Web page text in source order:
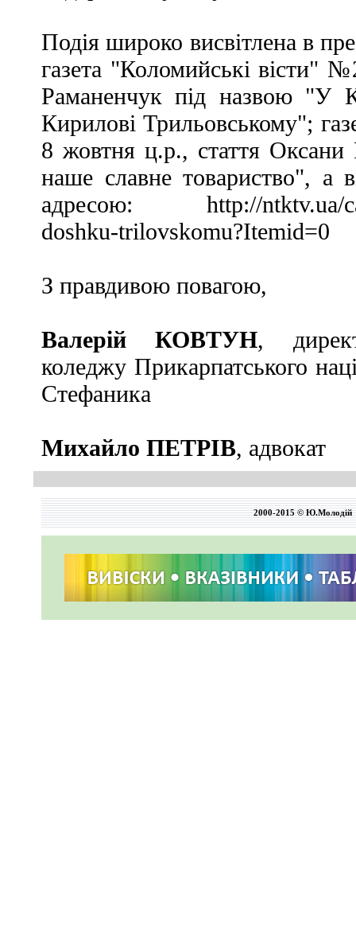
Подія широко висвітлена в
газета "Коломийські вісти"
Раманенчук під назвою "У
Кирилові Трильовському";
8 жовтня ц.р., стаття
наше славне товариство", а
адресою: http://ntktv.ua/
doshku-trilovskomu?Itemid=0
З правдивою повагою,
Валерій КОВТУН,
коледжу Прикарпатського
Стефаника
Михайло ПЕТРІВ, адвокат
2000-2015 © Ю.Молодій